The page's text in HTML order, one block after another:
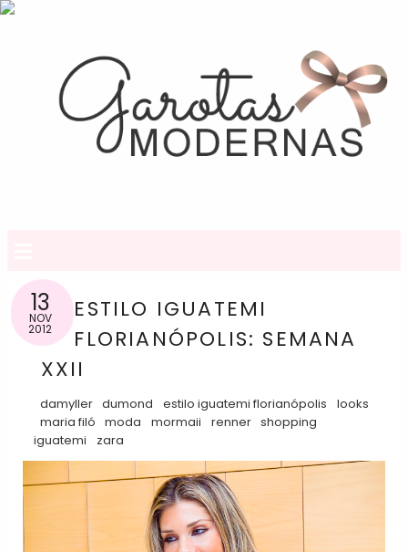
13
NOV
2012
ESTILO IGUATEMI
FLORIANÓPOLIS: SEMANA
XXII
damyller dumond estilo iguatemi florianópolis
looks
maria filó moda mormaii renner shopping
iguatemi
zara